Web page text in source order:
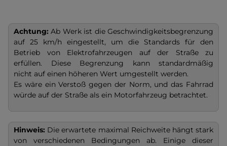
Achtung: Ab Werk ist die Geschwindigkeitsbegrenzung
auf 25 km/h eingestellt, um die Standards für den
Betrieb von Elektrofahrzeugen auf der Straße zu
erfüllen. Diese Begrenzung kann standardmäßig
nicht auf einen höheren Wert umgestellt werden.
Es wäre ein Verstoß gegen der Norm, und das Fahrrad
würde auf der Straße als ein Motorfahrzeug betrachtet.
Hinweis: Die erwartete maximal Reichweite hängt stark
von verschiedenen Bedingungen ab. Einige dieser